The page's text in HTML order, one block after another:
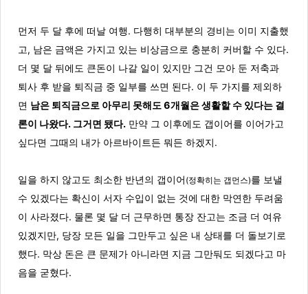
먼저 두 달 후에 떠날 여행. 다행히 대부분의 경비는 이미 지출했
고, 남은 금액은 가지고 있는 비상금으로 충분히 커버할 수 있다.
더 몇 달 뒤에도 큰돈이 나갈 일이 있지만 그건 모아 둔 저축과
퇴사 후 받을 퇴직금 중 일부를 쓰면 된다. 이 두 가지를 제외하
면 남은 퇴직금으로 아무리 못해도 6개월은 생활할 수 있다는 결
론이 나왔다. 그거면 됐다. 만약 그 이후에도 갭이어를 이어가고
싶다면 그때의 내가 아르바이트든 뭐든 하겠지.
일을 하지 않고도 최소한 반년의 갭이어 (정확히는 갭먼스)를 보낼
수 있겠다는 확신이 서자 수입이 없는 것에 대한 막연한 두려움
이 사라졌다. 물론 몇 달 더 근무하면 통장 잔고는 조금 더 여유
있겠지만, 당장 모든 일을 그만두고 싶은 내 상태를 더 돌보기로
했다. 막상 돈은 큰 문제가 아니라면 지금 그만둬도 되겠다고 마
음을 굳혔다.